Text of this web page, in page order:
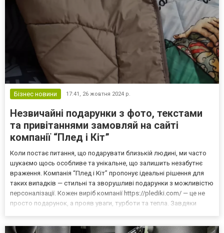
Бізнес новини 17:41, 26 жовтня 2024 р.
Незвичайні подарунки з фото, текстами
та привітаннями замовляй на сайті
компанії “Плед і Кіт”
Коли постає питання, що подарувати близькій людині, ми часто
шукаємо щось особливе та унікальне, що залишить незабутнє
враження. Компанія “Плед і Кіт” пропонує ідеальні рішення для
таких випадків — стильні та зворушливі подарунки з можливістю
персоналізації. Кожен виріб компанії https://plediki.com/ — це не
просто подарунок, а прояв уваги, турботи та тепла. Завдяки